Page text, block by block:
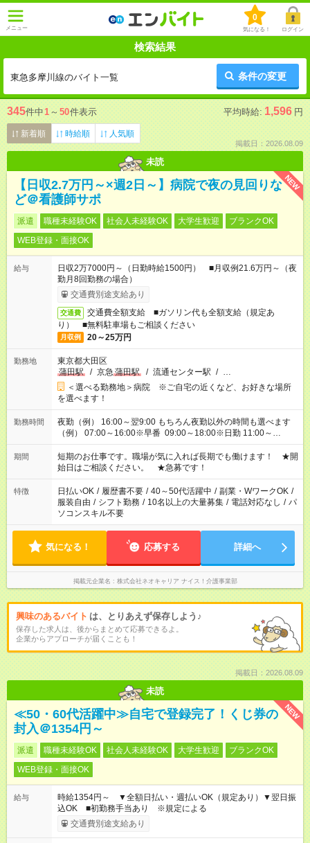
メニュー
0
気になる！ ログイン
検索結果
東急多摩川線のバイト一覧 条件の変更
345件中1 ～ 50件表示 平均時給: 1,596 円
新着順 時給順 人気順
掲載日：2026.08.09
未読
NEW
【日収2.7万円～×週2日～】病院で夜の見回りな
ど＠看護師サポ
派遣 職種未経験OK 社会人未経験OK 大学生歓迎
ブランクOK
WEB登録・面接OK
給与
日収2万7000円～（日勤時給1500円） ■月収例21.6万円～（夜
勤月8回勤務の場合）
交通費別途支給あり
交通費
交通費全額支給 ■ガソリン代も全額支給（規定あ
り） ■無料駐車場もご相談ください
月収例 20～25万円
勤務地
東京都大田区
蒲田駅
/ 京急 蒲田駅 / 流通センター駅 / …
＜選べる勤務地＞病院 ※ご自宅の近くなど、お好きな場所
を選べます！
勤務時間
夜勤（例） 16:00～翌9:00 もちろん夜勤以外の時間も選べます
（例） 07:00～16:00※早番 09:00～18:00※日勤 11:00～
20:00※遅番 ※時間は、固定・選べる施設もあるので、ご希望が
あれば調整できます！ ※シフト制。勤務地により実働時間が異
なります。★家庭の都合でお休みが必要な場合も遠慮なくご相談
ください。
期間
短期のお仕事です。職場が気に入れば長期でも働けます！ ★開
始日はご相談ください。 ★急募です！
特徴 日払いOK / 履歴書不要 / 40～50代活躍中 / 副業・WワークOK /
服装自由 / シフト勤務 / 10名以上の大量募集 / 電話対応なし / パ
ソコンスキル不要
気になる！ 応募する 詳細へ
掲載元企業名 株式会社ネオキャリア ナイス！介護事業部
興味のあるバイト は、とりあえず保存しよう♪
保存した求人は、後からまとめて応募できるよ。
企業からアプローチが届くことも！
掲載日：2026.08.09
未読
NEW
≪50・60代活躍中≫自宅で登録完了！くじ券の
封入＠1354円～
派遣 職種未経験OK 社会人未経験OK 大学生歓迎
ブランクOK
WEB登録・面接OK
給与
時給1354円～ ▼全額日払い・週払いOK（規定あり）▼翌日振
込OK ■初勤務手当あり ※規定による
交通費別途支給あり